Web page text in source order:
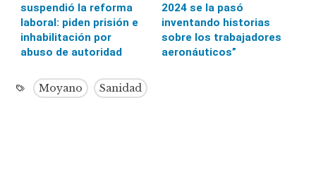
suspendió la reforma
laboral: piden prisión e
inhabilitación por
abuso de autoridad
2024 se la pasó
inventando historias
sobre los trabajadores
aeronáuticos”
Moyano Sanidad